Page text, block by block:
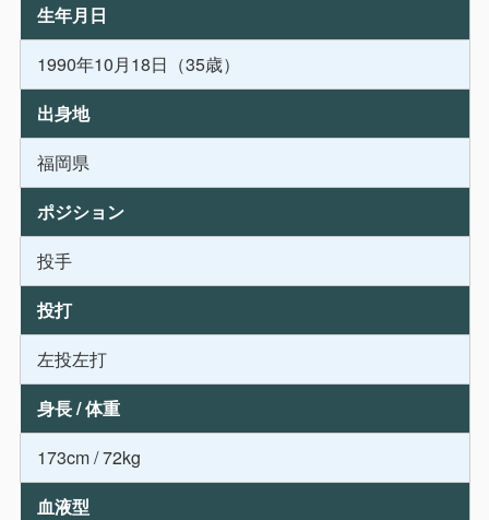
生年月日
1990年10月18日（35歳）
出身地
福岡県
ポジション
投手
投打
左投左打
身長 / 体重
173cm / 72kg
血液型